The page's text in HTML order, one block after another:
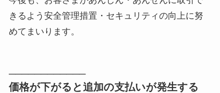
きるよう安全管理措置・セキュリティの向上に努
めてまいります。
────────────
価格が下がると追加の支払いが発生する